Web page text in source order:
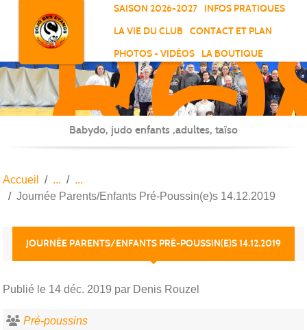
SAISON 2026-2027
INFOS PRATIQUES
LA VIE DU CLUB
CONTACT ET PLAN
PHOTOS - VIDÉOS
LA BOUTIQUE
-
-
Babydo, judo enfants ,adultes, taïso
Accueil
Journée Parents/Enfants Pré-Poussin(e)s 14.12.2019
JOURNÉE PARENTS/ENFANTS PRÉ-POUSSIN(E)S 14.12.2019
Publié le 14 déc. 2019 par Denis Rouzel
Pré-poussins
Panneau de gestion des cookies